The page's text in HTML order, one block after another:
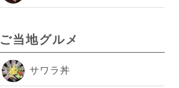
ご当地グルメ
サワラ丼